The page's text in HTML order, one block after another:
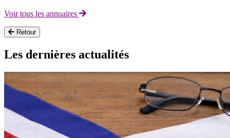
Voir tous les annuaires
Retour
Les dernières actualités